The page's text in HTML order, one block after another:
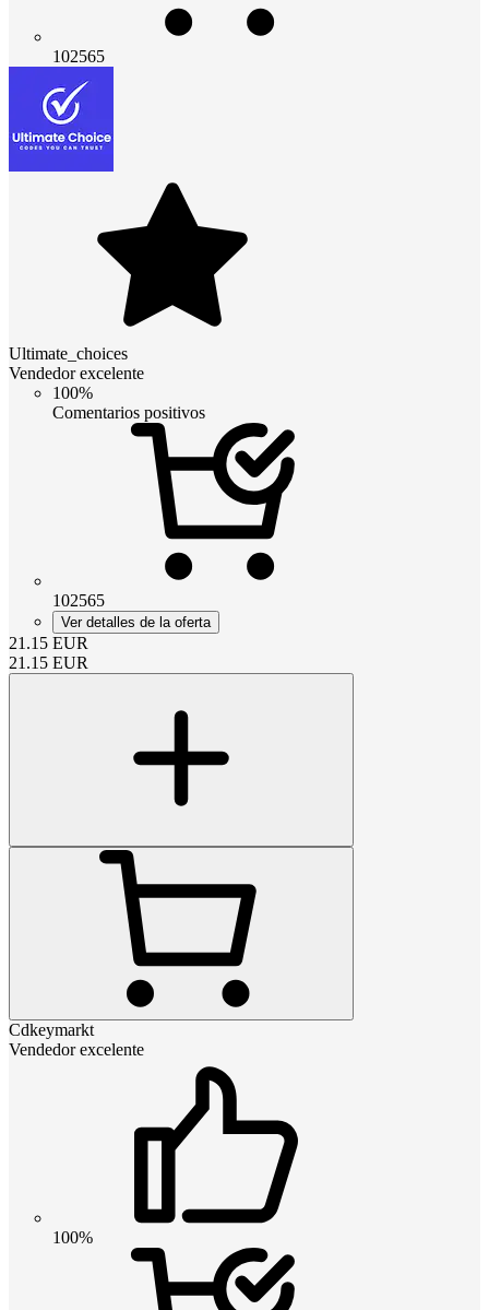
102565
Ultimate_choices
Vendedor excelente
100%
Comentarios positivos
102565
Ver detalles de la oferta
21.15 EUR
21.15 EUR
Cdkeymarkt
Vendedor excelente
100%